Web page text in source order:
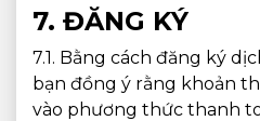
7. ĐĂNG KÝ
7.1. Bằng cách đăng ký
bạn đồng ý rằng khoản
vào phương thức thanh